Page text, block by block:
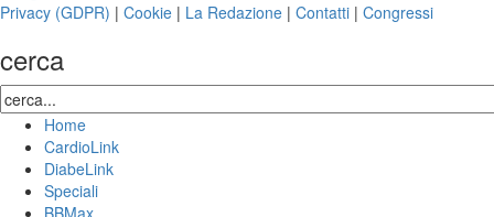
Privacy (GDPR) | Cookie | La Redazione | Contatti | Congressi
cerca
Home
CardioLink
DiabeLink
Speciali
BBMax